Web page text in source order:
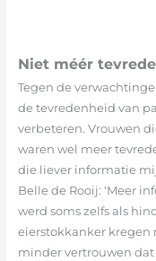
Niet méér
Tegen de
de tevredenheid van
verbeteren. Vrouwen
waren wel meer
die liever informatie
Belle de Rooij: ‘Meer
werd soms zelfs als
eierstokkanker kregen
minder vertrouwen